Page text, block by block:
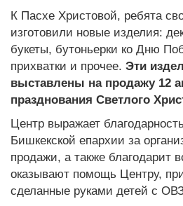
К Пасхе Христовой, ребята
изготовили новые изделия:
букеты, бутоньерки ко Дню
прихватки и прочее. Эти
выставлены на продажу 12
празднования Светлого
Центр выражает
Бишкекской епархии за
продажи, а также благодарит
оказывают помощь Центру,
сделанные руками детей с